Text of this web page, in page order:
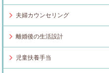
夫婦カウンセリング
離婚後の生活設計
児童扶養手当